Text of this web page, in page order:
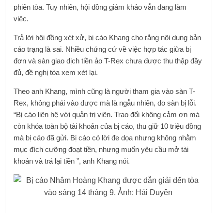
phiên tòa. Tuy nhiên, hội đồng giám khảo vẫn đang làm
việc.
Trả lời hội đồng xét xử, bị cáo Khang cho rằng nội dung bản
cáo trạng là sai. Nhiều chứng cứ về việc hợp tác giữa bị
đơn và sàn giao dịch tiền ảo T-Rex chưa được thu thập đầy
đủ, đề nghị tòa xem xét lại.
Theo anh Khang, mình cũng là người tham gia vào sàn T-
Rex, không phải vào được mà là ngẫu nhiên, do sàn bị lỗi.
“Bị cáo liên hệ với quản trị viên. Trao đổi không cảm ơn mà
còn khóa toàn bộ tài khoản của bị cáo, thu giữ 10 triệu đồng
mà bị cáo đã gửi. Bị cáo có lời đe dọa nhưng không nhằm
mục đích cưỡng đoạt tiền, nhưng muốn yêu cầu mở tài
khoản và trả lại tiền ”, anh Khang nói.